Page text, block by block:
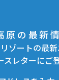
原の最新
ゾートの最
スレターにご